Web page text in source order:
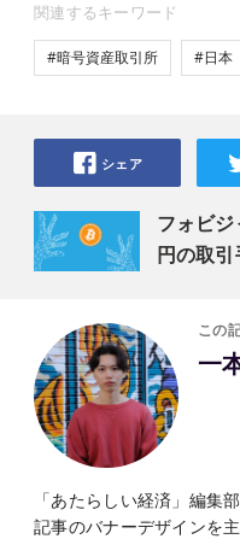
関連するキーワード
#暗号資産取引所 #日本
フォビ
円の取
シェア
この
一
「あたらしい経済」編集部
記事のバナーデザインを